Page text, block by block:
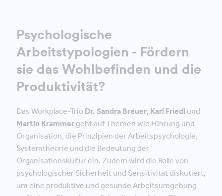
Psychologische
Arbeitstypologien - Fördern
sie das Wohlbefinden und die
Produktivität?
Das Workplace-Trio Dr. Sandra Breuer, Karl Friedl und
Martin Krammer geht auf Themen wie Führung und
Organisation, die Prinzipien der Arbeitspsychologie,
Systemtheorie und die Bedeutung der
Organisationskultur ein. Zudem wird die Rolle von
psychologischer Sicherheit und Sensitivität diskutiert,
um eine produktive und gesunde Arbeitsumgebung